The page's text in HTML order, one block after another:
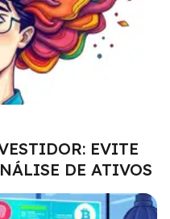
EVITE
DE ATIVOS